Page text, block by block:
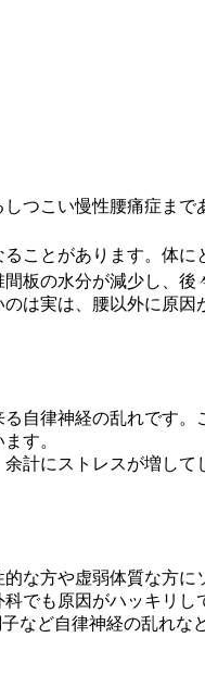
つこい慢性腰痛症ま
ことがあります。体
板の水分が減少し、
は実は、腰以外に原因
自律神経の乱れです
す。
計にストレスが増し
な方や虚弱体質な方
でも原因がハッキリし
など自律神経の乱れな